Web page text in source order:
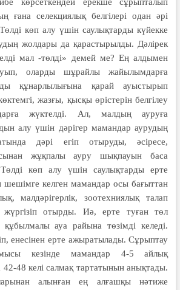
көрсеткендей ерекше сұрыпталып
ғана селекциялық белгілері одан әрі
көп алу үшін саулықтарды күйекке
жолдары да қарастырылды. Дәлірек
мал -төлді» демей ме? Ең алдымен
оларды шұрайлы жайылымдарға
құнарлылығына қарай ауыстырып
жазғы, қысқы өрістерін белгілеу
жүктелді. Ал, малдың ауруға
алу үшін дәрігер мамандар аурудың
дәрі егіп отыруды, әсіресе,
жұқпалы ауру шықпауын баса
Төлді көп алу үшін саулықтарды ерте
шешімге келген мамандар осы бағыттан
малдәрігерлік, зоотехниялық талап
жүргізіп отырды. Иә, ерте туған төл
ауа райына төзімді келеді.
енесінен ерте ажыратылады. Сұрыптау
кезінде мамандар 4-5 айлық
48 келі салмақ тартатынын анықтады.
алынған ең алғашқы нәтиже